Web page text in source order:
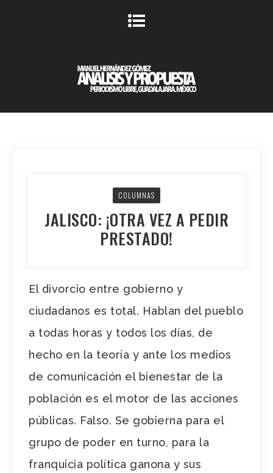
COLUMNAS
JALISCO: ¡OTRA VEZ A PEDIR
PRESTADO!
El divorcio entre gobierno y
ciudadanos es total. Hablan del pueblo
a todas horas y todos los días, de
hecho en la teoría y ante los medios
de comunicación el bienestar de la
población es el motor de las acciones
públicas. Falso. Se gobierna para el
grupo de poder en turno, para la
franquicia política ganona y sus